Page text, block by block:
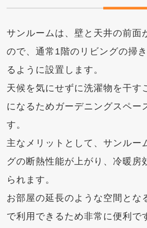
サンルームは、壁と天井の前面
ので、通常1階のリビングの掃
るように設置します。
天候を気にせずに洗濯物を干す
になるためガーデニングスペー
す。
主なメリットとして、サンルー
グの断熱性能が上がり、冷暖房
られます。
お部屋の延長のような空間とな
で利用できるため非常に便利で